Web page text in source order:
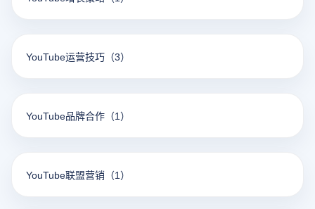
YouTube运营技巧 （3）
YouTube品牌合作 （1）
YouTube联盟营销 （1）